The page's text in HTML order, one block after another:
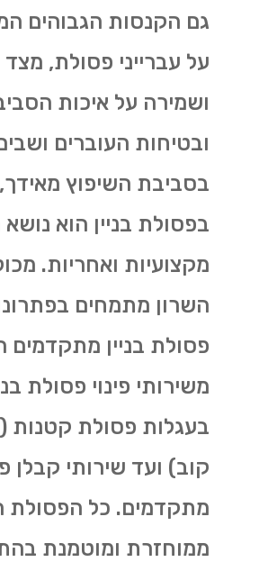
גם הקנסות הגבוהים
על עברייני פסולת,
ושמירה על איכות
ובטיחות העוברים
בסביבת השיפוץ
בפסולת בניין הוא
מקצועיות ואחריות.
השרון מתמחים
פסולת בניין מתקדמים
משירותי פינוי פסולת
קוב) ועד שירותי קבלן
מתקדמים. כל הפסולת
ממוחזרת ומוטמנת